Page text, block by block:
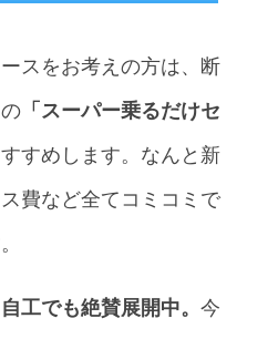
スをお考えの方は、断
「スーパー乗るだけセ
すめします。なんと新
費など全てコミコミで
工でも絶賛展開中。 今